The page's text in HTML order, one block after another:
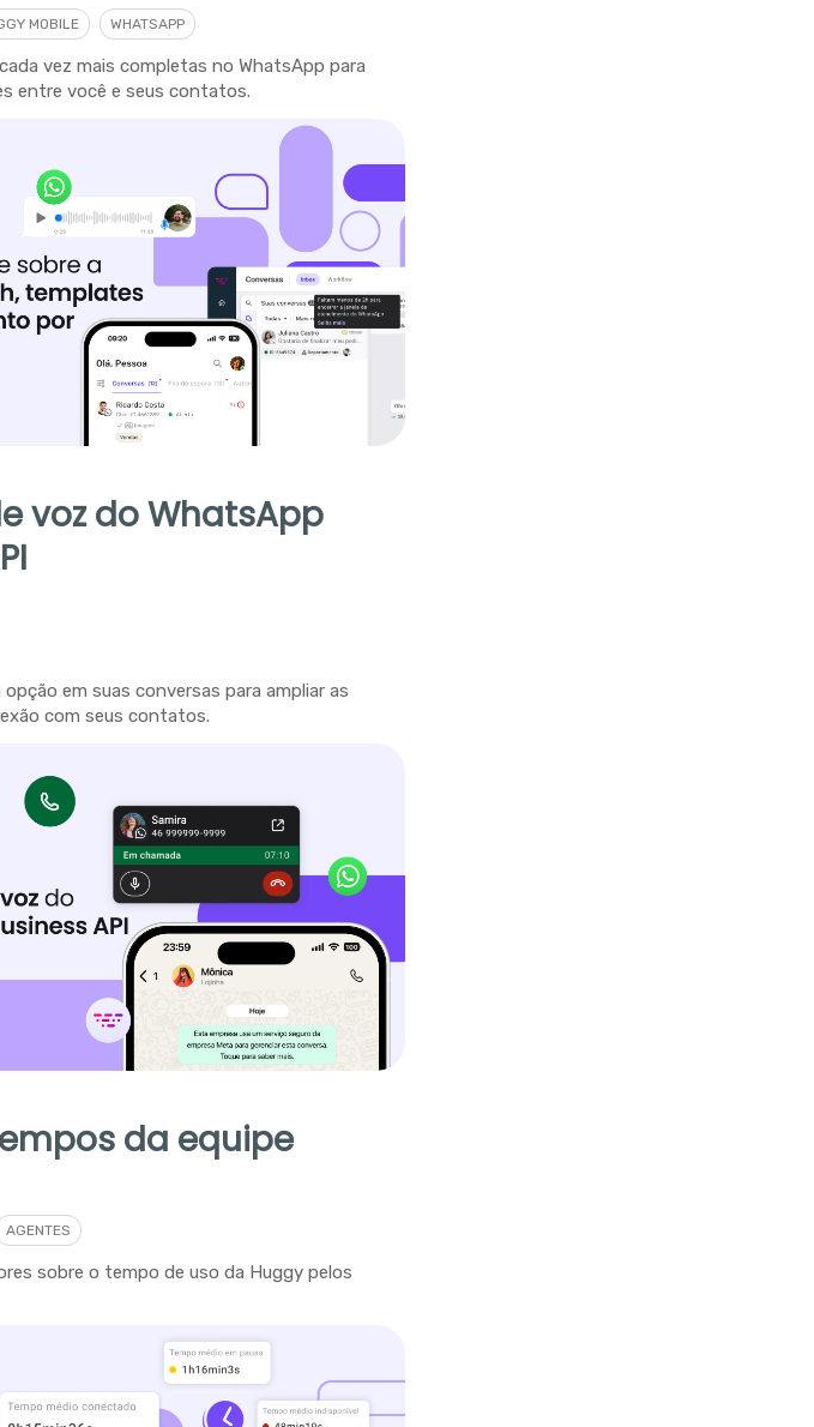
MOBILE WHATSAPP
vez mais completas no WhatsApp para
entre você e seus contatos.
voz do WhatsApp
em suas conversas para ampliar as
com seus contatos.
da equipe
AGENTES
sobre o tempo de uso da Huggy pelos